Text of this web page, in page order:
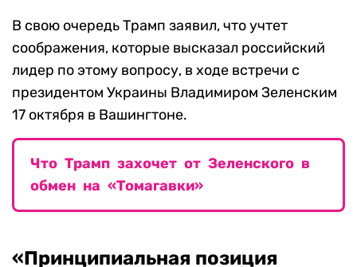
В свою очередь Трамп заявил, что учтет
соображения, которые высказал российский
лидер по этому вопросу, в ходе встречи с
президентом Украины Владимиром Зеленским
17 октября в Вашингтоне.
Что Трамп захочет от Зеленского в
обмен на «Томагавки»
«Принципиальная позиция